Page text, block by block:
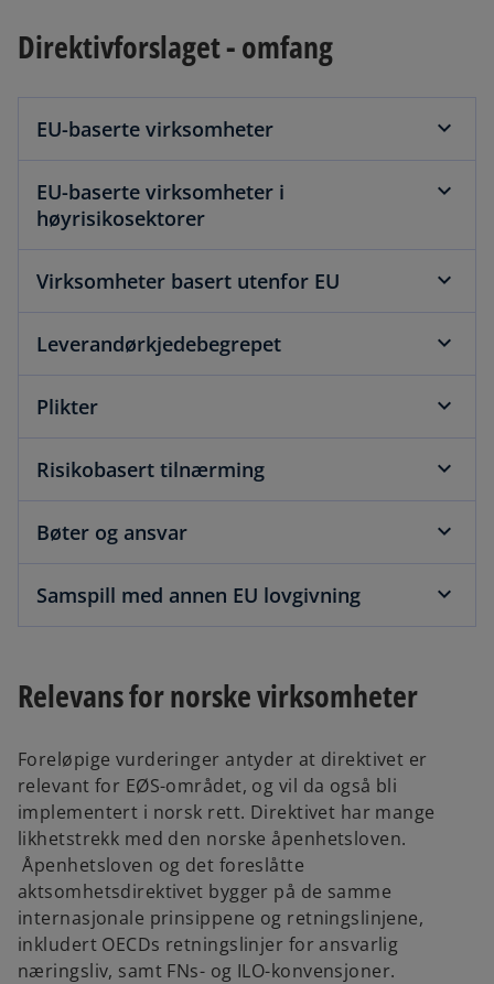
Direktivforslaget - omfang
EU-baserte virksomheter
EU-baserte virksomheter i
høyrisikosektorer
Virksomheter basert utenfor EU
Leverandørkjedebegrepet
Plikter
Risikobasert tilnærming
Bøter og ansvar
Samspill med annen EU lovgivning
Relevans for norske virksomheter
Foreløpige vurderinger antyder at direktivet er
relevant for EØS-området, og vil da også bli
implementert i norsk rett. Direktivet har mange
likhetstrekk med den norske åpenhetsloven.
Åpenhetsloven og det foreslåtte
aktsomhetsdirektivet bygger på de samme
internasjonale prinsippene og retningslinjene,
inkludert OECDs retningslinjer for ansvarlig
næringsliv, samt FNs- og ILO-konvensjoner.